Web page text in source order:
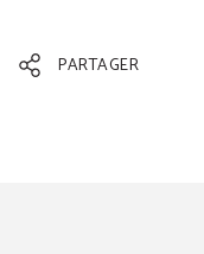
PARTAGER